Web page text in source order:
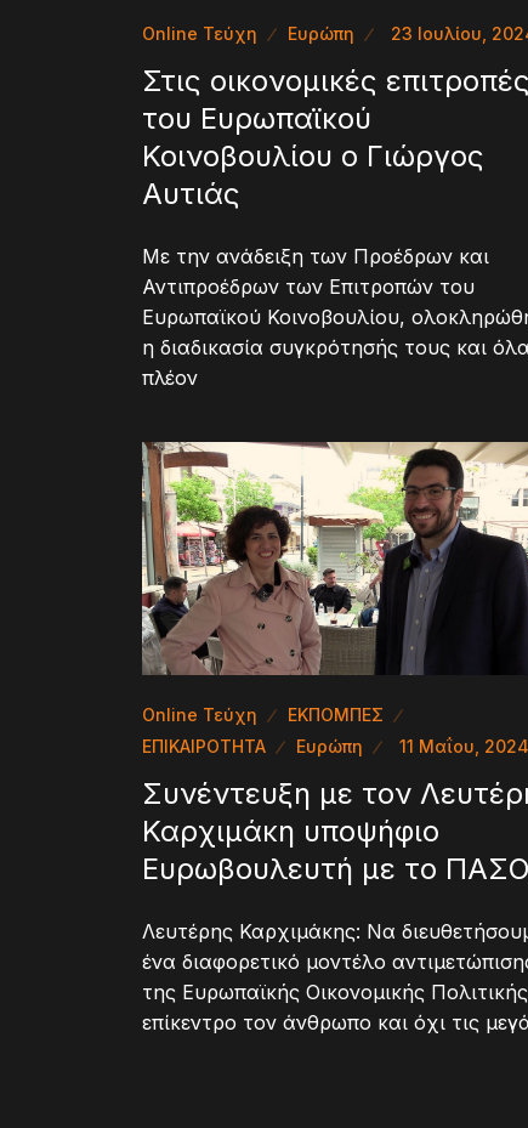
Online Τεύχη Ευρώπη 23 Ιουλίου,
Στις οικονομικές επιτροπές
του Ευρωπαϊκού
Κοινοβουλίου ο Γιώργος
Αυτιάς
Με την ανάδειξη των Προέδρων και
Αντιπροέδρων των Επιτροπών του
Ευρωπαϊκού Κοινοβουλίου,
η διαδικασία συγκρότησής τους και όλα
πλέον
Online Τεύχη
ΕΚΠΟΜΠΕΣ
ΕΠΙΚΑΙΡΟΤΗΤΑ
Ευρώπη 11 Μαΐου, 2024
Συνέντευξη με τον
Καρχιμάκη υποψήφιο
Ευρωβουλευτή με το
Λευτέρης Καρχιμάκης: Να
ένα διαφορετικό μοντέλο
της Ευρωπαϊκής Οικονομικής
επίκεντρο τον άνθρωπο και όχι τις